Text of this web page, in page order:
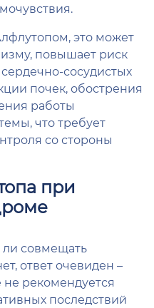
это может
повышает риск
сосудистых
почек, обострения
работы
что требует
со стороны
при
совмещать
ответ очевиден –
рекомендуется
последствий